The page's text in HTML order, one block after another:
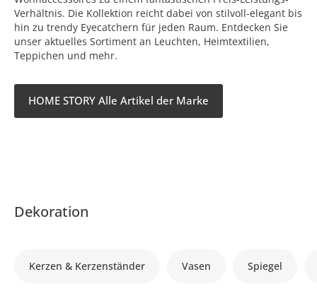
Verhältnis. Die Kollektion reicht dabei von stilvoll-elegant bis
hin zu trendy Eyecatchern für jeden Raum. Entdecken Sie
unser aktuelles Sortiment an Leuchten, Heimtextilien,
Teppichen und mehr.
HOME STORY Alle Artikel der Marke
Dekoration
Kerzen & Kerzenständer Vasen Spiegel